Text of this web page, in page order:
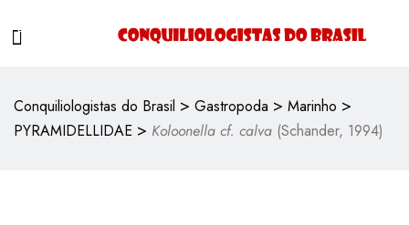
Conquiliologistas do Brasil > Gastropoda > Marinho >
PYRAMIDELLIDAE > Koloonella cf. calva (Schander, 1994)